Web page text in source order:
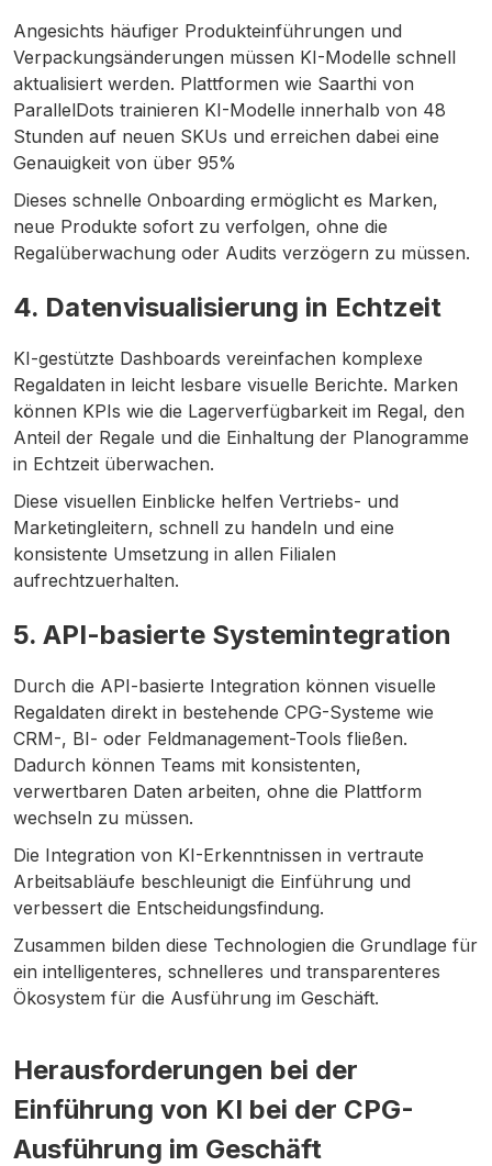
Angesichts häufiger Produkteinführungen und
Verpackungsänderungen müssen KI-Modelle schnell
aktualisiert werden. Plattformen wie Saarthi von
ParallelDots trainieren KI-Modelle innerhalb von 48
Stunden auf neuen SKUs und erreichen dabei eine
Genauigkeit von über 95%
Dieses schnelle Onboarding ermöglicht es Marken,
neue Produkte sofort zu verfolgen, ohne die
Regalüberwachung oder Audits verzögern zu müssen.
4. Datenvisualisierung in Echtzeit
KI-gestützte Dashboards vereinfachen komplexe
Regaldaten in leicht lesbare visuelle Berichte. Marken
können KPIs wie die Lagerverfügbarkeit im Regal, den
Anteil der Regale und die Einhaltung der Planogramme
in Echtzeit überwachen.
Diese visuellen Einblicke helfen Vertriebs- und
Marketingleitern, schnell zu handeln und eine
konsistente Umsetzung in allen Filialen
aufrechtzuerhalten.
5. API-basierte Systemintegration
Durch die API-basierte Integration können visuelle
Regaldaten direkt in bestehende CPG-Systeme wie
CRM-, BI- oder Feldmanagement-Tools fließen.
Dadurch können Teams mit konsistenten,
verwertbaren Daten arbeiten, ohne die Plattform
wechseln zu müssen.
Die Integration von KI-Erkenntnissen in vertraute
Arbeitsabläufe beschleunigt die Einführung und
verbessert die Entscheidungsfindung.
Zusammen bilden diese Technologien die Grundlage für
ein intelligenteres, schnelleres und transparenteres
Ökosystem für die Ausführung im Geschäft.
Herausforderungen bei der
Einführung von KI bei der CPG-
Ausführung im Geschäft